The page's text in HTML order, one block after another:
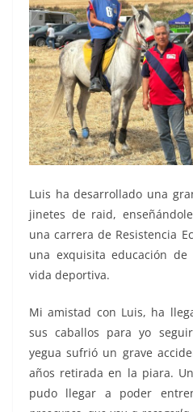
Luis ha desarrollado una
jinetes de raid,
una carrera de Resistencia
una exquisita educación
vida deportiva.
Mi amistad con Luis, ha
sus caballos para yo
yegua sufrió un grave
años retirada en la piara.
pudo llegar a poder